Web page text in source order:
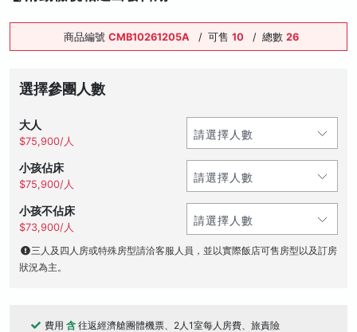
商品編號 CMB10261205A / 可售 10 / 總數 26
選擇參團人數
大人
$75,900/人
小孩佔床
$75,900/人
小孩不佔床
$73,900/人
三人及四人房或特殊房型請洽客服人員，並以實際飯店可售房型以及訂房
狀況為主。
費用 含 往返經濟艙團體機票、2人1室每人房費、旅責險